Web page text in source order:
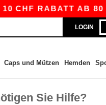
RABATT AB 80
LOGIN
Caps und Mützen Hemden
Sie Hilfe?